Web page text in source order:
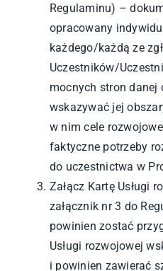
Regulaminu) –
opracowany
każdego/każdą ze
Uczestników/
mocnych stron danej
wskazywać jej
w nim cele
faktyczne potrzeby
do uczestnictwa w
Załącz Kartę Usługi
załącznik nr 3 do
powinien zostać
Usługi rozwojowej
i powinien zawierać